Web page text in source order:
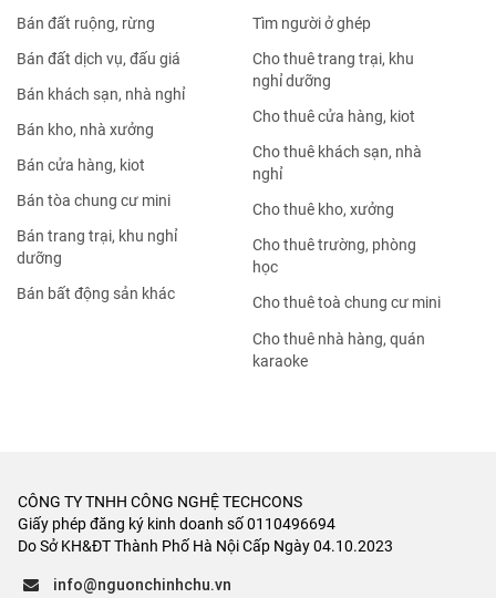
Nhà đất bán Ba Đình
Nhà đất bán Hoàn Kiếm
Nhà đất bán Tây Hồ
Nhà đất bán Long Biên
Nhà đất bán Cầu Giấy
Nhà đất bán Đống Đa
Nhà đất bán Hai Bà Trưng
Nhà đất bán Hoàng Mai
Nhà đất bán Thanh Xuân
Nhà đất bán Quận 1
Nhà đất bán Quận 2
Nhà đất bán Quận 3
Nhà đất bán Quận 4
Nhà đất bán Quận 5
Nhà đất bán Quận 6
Nhà đất bán Quận 7
Nhà đất bán Quận 8
Nhà đất bán Quận 9
Nhà đất bán Quận 10
Bán căn hộ chung cư
Bán biệt thự, liền kề
Bán đất ở, thổ cư
Cho thuê văn phòng
Cho thuê căn hộ chung cư